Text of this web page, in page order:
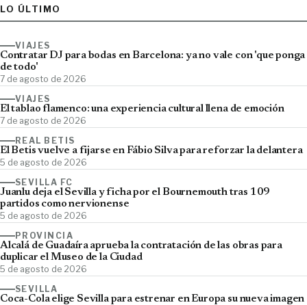
LO ÚLTIMO
VIAJES
Contratar DJ para bodas en Barcelona: ya no vale con 'que ponga
de todo'
7 de agosto de 2026
VIAJES
El tablao flamenco: una experiencia cultural llena de emoción
7 de agosto de 2026
REAL BETIS
El Betis vuelve a fijarse en Fábio Silva para reforzar la delantera
5 de agosto de 2026
SEVILLA FC
Juanlu deja el Sevilla y ficha por el Bournemouth tras 109
partidos como nervionense
5 de agosto de 2026
PROVINCIA
Alcalá de Guadaíra aprueba la contratación de las obras para
duplicar el Museo de la Ciudad
5 de agosto de 2026
SEVILLA
Coca-Cola elige Sevilla para estrenar en Europa su nueva imagen